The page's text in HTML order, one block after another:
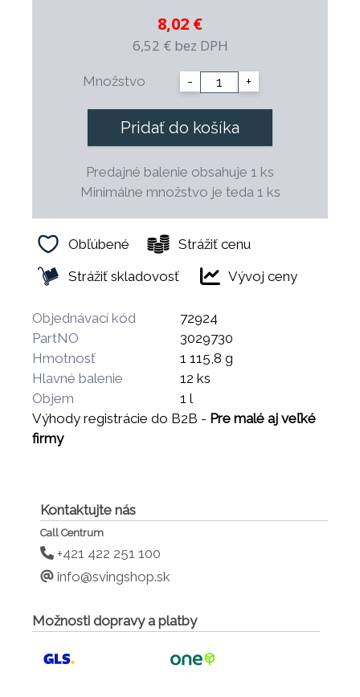
8,02 €
6,52 € bez DPH
Množstvo - +
Pridať do košíka
Predajné balenie obsahuje 1 ks
Minimálne množstvo je teda 1 ks
Obľúbené
Strážiť cenu
Strážiť skladovosť
Vývoj ceny
Objednávací kód
72924
PartNO
3029730
Hmotnosť
1 115,8 g
Hlavné balenie
12 ks
Objem
1 l
Výhody registrácie do B2B - Pre malé aj veľké
firmy
Kontaktujte nás
Call Centrum
+421 422 251 100
info@svingshop.sk
Možnosti dopravy a platby